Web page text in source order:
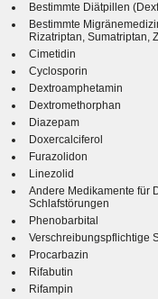
Bestimmte Diätpillen
Bestimmte
Rizatriptan, Sumatriptan,
Cimetidin
Cyclosporin
Dextroamphetamin
Dextromethorphan
Diazepam
Doxercalciferol
Furazolidon
Linezolid
Andere Medikamente für
Schlafstörungen
Phenobarbital
Verschreibungspflichtige
Procarbazin
Rifabutin
Rifampin